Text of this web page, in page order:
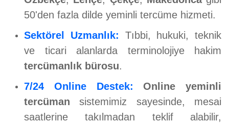
50'den fazla dilde yeminli tercüme hizmeti.
Sektörel Uzmanlık: Tıbbi, hukuki, teknik
ve ticari alanlarda terminolojiye hakim
tercümanlık bürosu.
7/24 Online Destek:
Online yeminli
tercüman sistemimiz sayesinde, mesai
saatlerine takılmadan teklif alabilir,